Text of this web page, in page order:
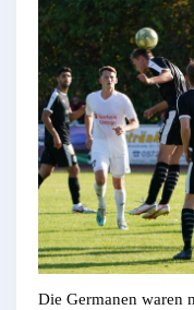
Die Germanen waren